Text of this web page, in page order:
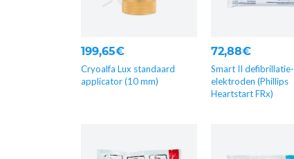
199,65€
Cryoalfa Lux standaard
applicator (10 mm)
72,88€
Smart II defibrillatie-
elektroden (Phillips
Heartstart FRx)